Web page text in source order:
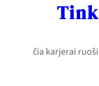
čia karjerai